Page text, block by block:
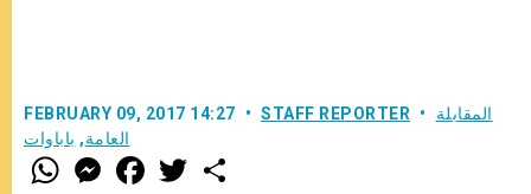
FEBRUARY 09, 2017 14:27 STAFF REPORTER
المقابلة
العامة, باباوات
W
h
M
e
F
a w